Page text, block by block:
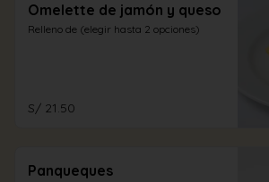
Omelette de jamón y queso
Relleno de (elegir hasta 2 opciones)
S/ 21.50
Panqueques